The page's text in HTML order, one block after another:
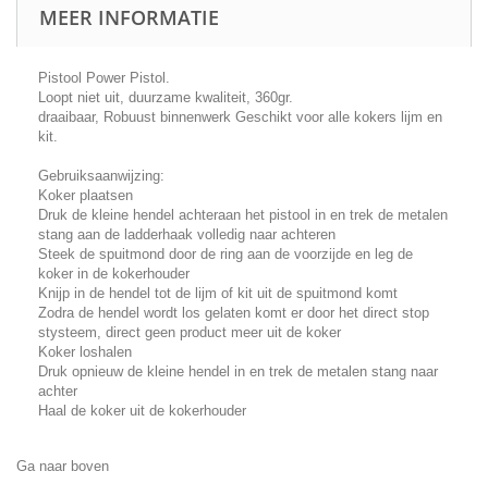
MEER INFORMATIE
Pistool Power Pistol.
Loopt niet uit, duurzame kwaliteit, 360gr.
draaibaar, Robuust binnenwerk Geschikt voor alle kokers lijm en
kit.
Gebruiksaanwijzing:
Koker plaatsen
Druk de kleine hendel achteraan het pistool in en trek de metalen
stang aan de ladderhaak volledig naar achteren
Steek de spuitmond door de ring aan de voorzijde en leg de
koker in de kokerhouder
Knijp in de hendel tot de lijm of kit uit de spuitmond komt
Zodra de hendel wordt los gelaten komt er door het direct stop
stysteem, direct geen product meer uit de koker
Koker loshalen
Druk opnieuw de kleine hendel in en trek de metalen stang naar
achter
Haal de koker uit de kokerhouder
Ga naar boven